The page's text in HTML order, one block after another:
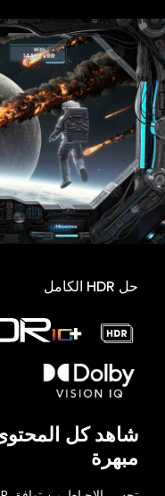
حل HDR الكامل
شاهد كل
مبهرة